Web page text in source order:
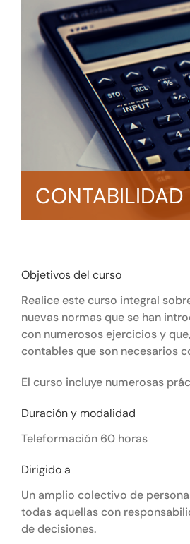
CONTABILIDAD
Objetivos del curso
Realice este curso integral
nuevas normas que se han
con numerosos ejercicios y
contables que son necesarios
El curso incluye numerosas
Duración y modalidad
Teleformación 60 horas
Dirigido a
Un amplio colectivo de
todas aquellas con
de decisiones.